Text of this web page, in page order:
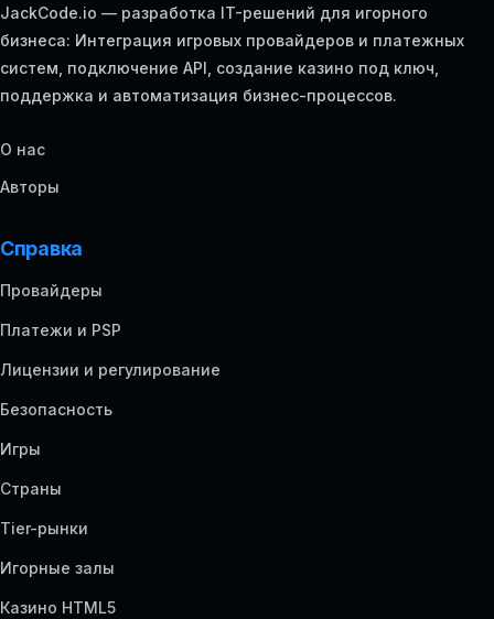
JackCode.io — разработка IT-решений для игорного
бизнеса: Интеграция игровых провайдеров и платежных
систем, подключение API, создание казино под ключ,
поддержка и автоматизация бизнес-процессов.
О нас
Авторы
Справка
Провайдеры
Платежи и PSP
Лицензии и регулирование
Безопасность
Игры
Страны
Tier-рынки
Игорные залы
Казино HTML5